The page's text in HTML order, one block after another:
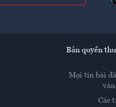
Bản quyền
Mọi tin bài
Các